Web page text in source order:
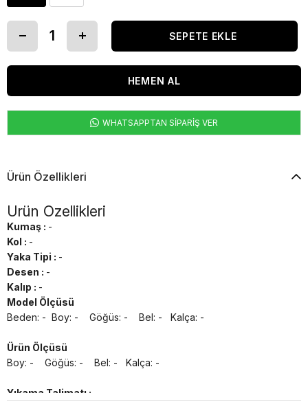
WHATSAPPTAN SİPARİŞ VER
Ürün Özellikleri
Ürün Özellikleri
Kumaş : -
Kol : -
Yaka Tipi : -
Desen : -
Kalıp : -
Model Ölçüsü
Beden: - Boy: - Göğüs: - Bel: - Kalça: -
Ürün Ölçüsü
Boy: - Göğüs: - Bel: - Kalça: -
Yıkama Talimatı :